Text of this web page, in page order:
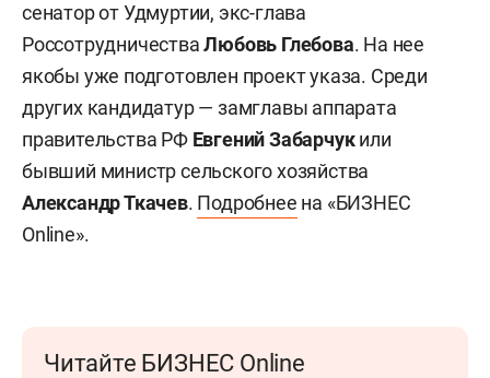
сенатор от Удмуртии, экс-глава
РоссотрудничестваЛюбовь Глебова. На нее
якобы уже подготовлен проект указа. Среди
других кандидатур — замглавы аппарата
правительства РФ Евгений Забарчукили
бывший министр сельского хозяйства
Александр Ткачев. Подробнее на «БИЗНЕС
Online».
Читайте БИЗНЕС Online